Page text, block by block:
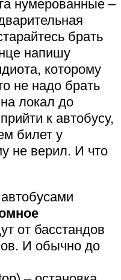
нумерованные –
брать
напишу
которому
не надо брать
на локал до
к автобусу,
билет у
не верил. И что
от басстандов
И обычно до